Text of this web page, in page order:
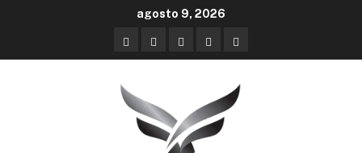
agosto 9, 2026